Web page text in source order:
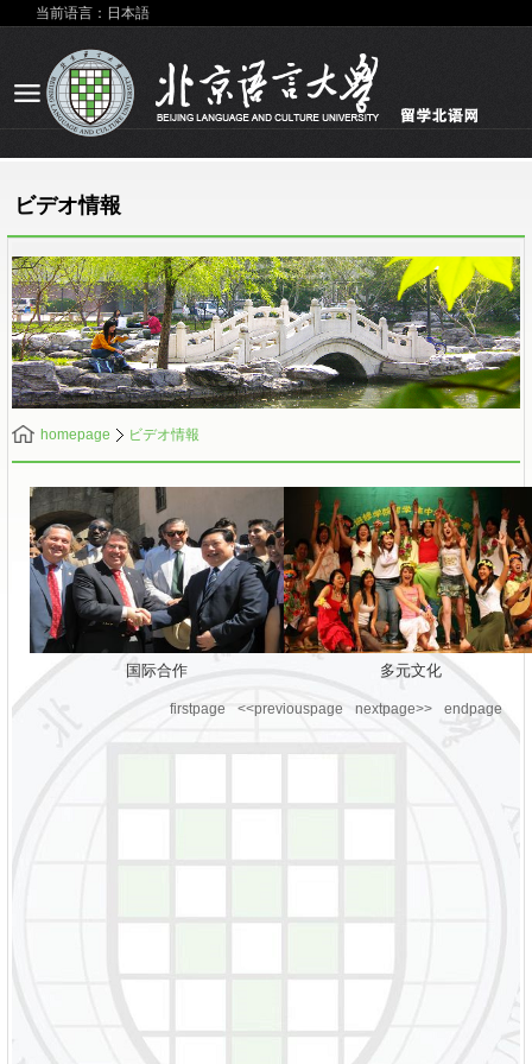
当前语言：日本語
ビデオ情報
homepage ビデオ情報
国际合作 多元文化
firstpage <<previouspage nextpage>> endpage